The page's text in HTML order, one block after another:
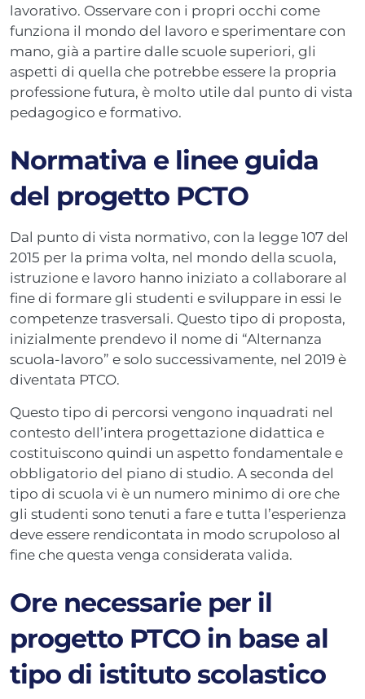
lavorativo. Osservare con i propri occhi come
funziona il mondo del lavoro e sperimentare con
mano, già a partire dalle scuole superiori, gli
aspetti di quella che potrebbe essere la propria
professione futura, è molto utile dal punto di vista
pedagogico e formativo.
Normativa e linee guida
del progetto PCTO
Dal punto di vista normativo, con la legge 107 del
2015 per la prima volta, nel mondo della scuola,
istruzione e lavoro hanno iniziato a collaborare al
fine di formare gli studenti e sviluppare in essi le
competenze trasversali. Questo tipo di proposta,
inizialmente prendevo il nome di “Alternanza
scuola-lavoro” e solo successivamente, nel 2019 è
diventata PTCO.
Questo tipo di percorsi vengono inquadrati nel
contesto dell’intera progettazione didattica e
costituiscono quindi un aspetto fondamentale e
obbligatorio del piano di studio. A seconda del
tipo di scuola vi è un numero minimo di ore che
gli studenti sono tenuti a fare e tutta l’esperienza
deve essere rendicontata in modo scrupoloso al
fine che questa venga considerata valida.
Ore necessarie per il
progetto PTCO in base al
tipo di istituto scolastico